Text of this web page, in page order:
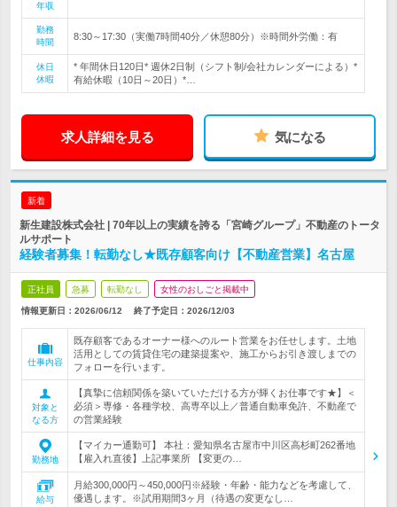
年収
勤務
時間
8:30～17:30（実働7時間40分／休憩80分）※時間外労働：有
休日
休暇
* 年間休日120日* 週休2日制（シフト制/会社カレンダーによる）*
有給休暇（10日～20日）*…
求人詳細を見る 気になる
新着
新生建設株式会社 | 70年以上の実績を誇る「宮崎グループ」不動産のトータ
ルサポート
経験者募集！転勤なし★既存顧客向け【不動産営業】名古屋
正社員 急募 転勤なし 女性のおしごと掲載中
情報更新日：2026/06/12 終了予定日： 2026/12/03
仕事内容
既存顧客であるオーナー様へのルート営業をお任せします。土地
活用としての賃貸住宅の建築提案や、施工からお引き渡しまでの
フォローを行います。
対象と
なる方
【真摯に信頼関係を築いていただける方が輝くお仕事です★】＜
必須＞専修・各種学校、高専卒以上／普通自動車免許、不動産で
の営業経験
勤務地
【マイカー通勤可】 本社：愛知県名古屋市中川区高杉町262番地
【雇入れ直後】上記事業所 【変更の…
給与
月給300,000円～450,000円※経験・年齢・能力などを考慮して、
優遇します。※試用期間3ヶ月（待遇の変更なし…